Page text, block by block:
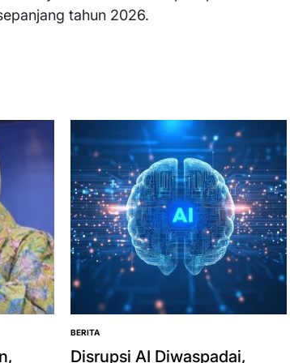
tahun 2026.
POSTED
IN
BERITA
Disrupsi AI Diwaspadai,